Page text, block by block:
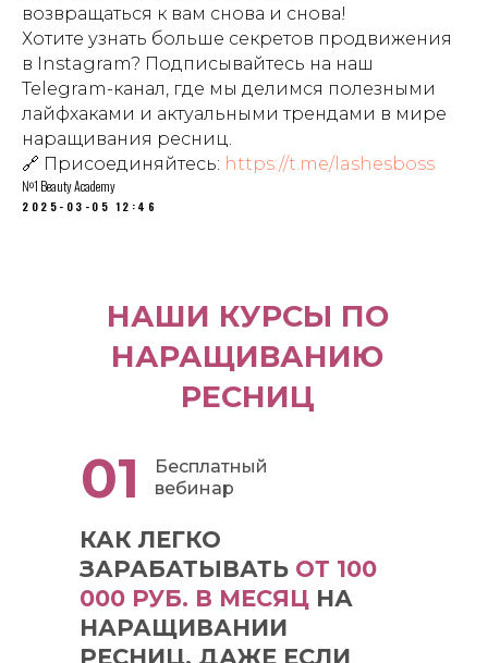
возвращаться к вам снова и снова!
Хотите узнать больше секретов продвижения
в Instagram? Подписывайтесь на наш
Telegram-канал, где мы делимся полезными
лайфхаками и актуальными трендами в мире
наращивания ресниц.
🔗 Присоединяйтесь: https://t.me/lashesboss
№1 Beauty Academy
2025-03-05 12:46
НАШИ КУРСЫ ПО
НАРАЩИВАНИЮ
РЕСНИЦ
КАК ЛЕГКО
ЗАРАБАТЫВАТЬ ОТ 100
000 РУБ. В МЕСЯЦ НА
НАРАЩИВАНИИ
РЕСНИЦ, ДАЖЕ ЕСЛИ
Бесплатный
вебинар
01